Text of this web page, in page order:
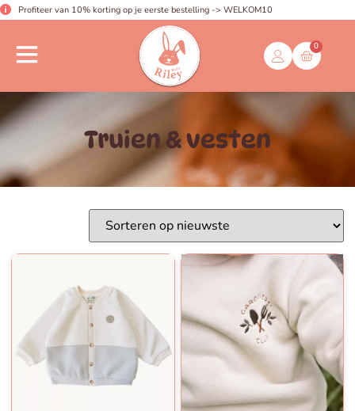
Profiteer van 10% korting op je eerste bestelling -> WELKOM10
0
Truien & vesten